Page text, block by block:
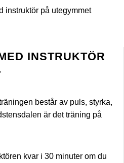
instruktör på utegymmet
INSTRUKTÖR
består av puls, styrka,
är det träning på
kvar i 30 minuter om du